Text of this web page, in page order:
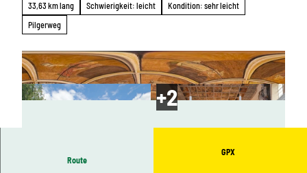
33,63 km lang Schwierigkeit: leicht
Kondition: sehr leicht
Pilgerweg
Route
GPX